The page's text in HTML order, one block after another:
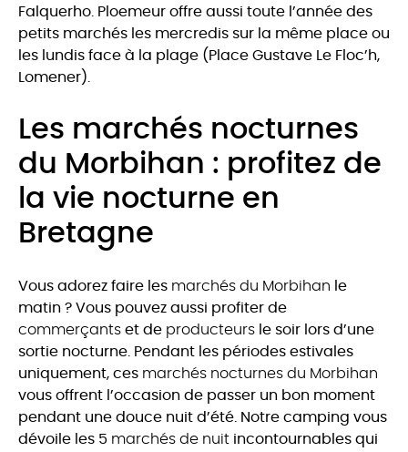
Falquerho. Ploemeur offre aussi toute l’année des
petits marchés les mercredis sur la même place ou
les lundis face à la plage (Place Gustave Le Floc’h,
Lomener).
Les marchés nocturnes
du Morbihan : profitez de
la vie nocturne en
Bretagne
Vous adorez faire les marchés du Morbihan le
matin ? Vous pouvez aussi profiter de
commerçants et de producteurs le soir lors d’une
sortie nocturne. Pendant les périodes estivales
uniquement, ces marchés nocturnes du Morbihan
vous offrent l’occasion de passer un bon moment
pendant une douce nuit d’été. Notre camping vous
dévoile les 5 marchés de nuit incontournables qui